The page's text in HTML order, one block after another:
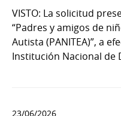
VISTO: La solicitud
“Padres y amigos de
Autista (PANITEA)”, a
Institución Nacional de
23/06/2026